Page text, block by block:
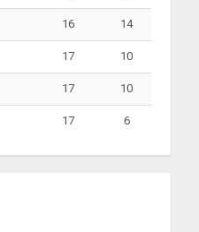
16 14
17 10
17 10
17 6